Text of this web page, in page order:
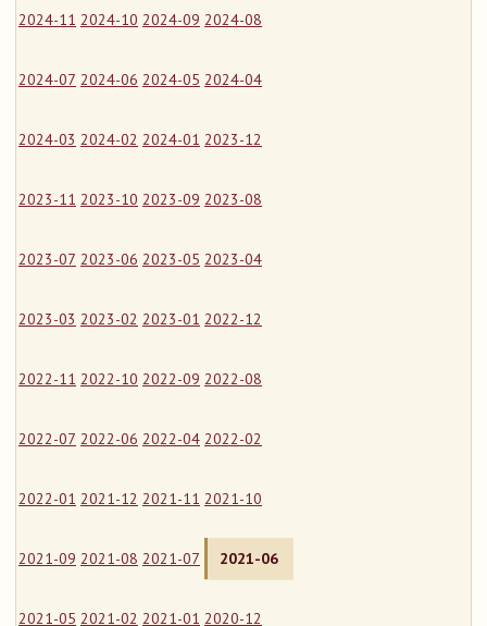
2024-11 2024-10 2024-09 2024-08
2024-07 2024-06 2024-05 2024-04
2024-03 2024-02 2024-01 2023-12
2023-11 2023-10 2023-09 2023-08
2023-07 2023-06 2023-05 2023-04
2023-03 2023-02 2023-01 2022-12
2022-11 2022-10 2022-09 2022-08
2022-07 2022-06 2022-04 2022-02
2022-01 2021-12 2021-11 2021-10
2021-09 2021-08 2021-07 2021-06
2021-05 2021-02 2021-01 2020-12